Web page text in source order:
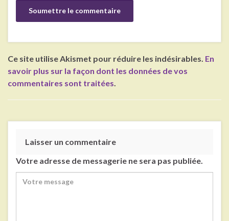
Ce site utilise Akismet pour réduire les indésirables. En
savoir plus sur la façon dont les données de vos
commentaires sont traitées
Laisser un commentaire
Votre adresse de messagerie ne sera pas publiée.